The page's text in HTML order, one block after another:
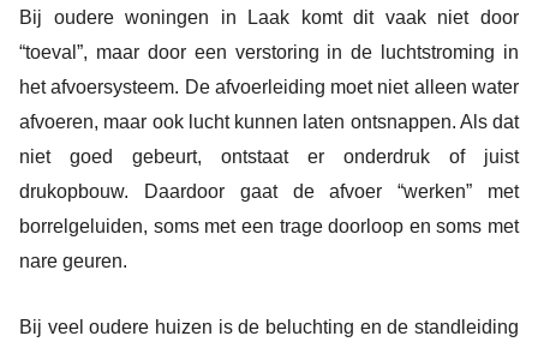
Bij oudere woningen in Laak komt dit vaak niet door
“toeval”, maar door een verstoring in de luchtstroming in
het afvoersysteem. De afvoerleiding moet niet alleen water
afvoeren, maar ook lucht kunnen laten ontsnappen. Als dat
niet goed gebeurt, ontstaat er onderdruk of juist
drukopbouw. Daardoor gaat de afvoer “werken” met
borrelgeluiden, soms met een trage doorloop en soms met
nare geuren.
Bij veel oudere huizen is de beluchting en de standleiding